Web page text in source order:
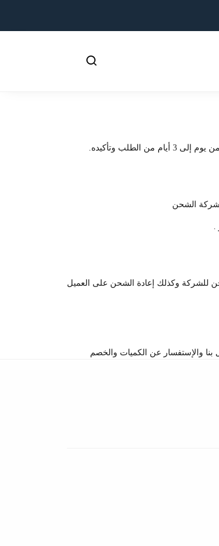
وتأكيده.
شركة الشحن
.
للشركة وكذلك إعادة الشحن على العميل